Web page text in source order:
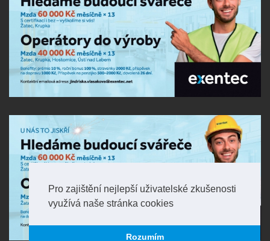
Pro zajištění nejlepší uživatelské zkušenosti
využívá naše stránka cookies
Rozumím